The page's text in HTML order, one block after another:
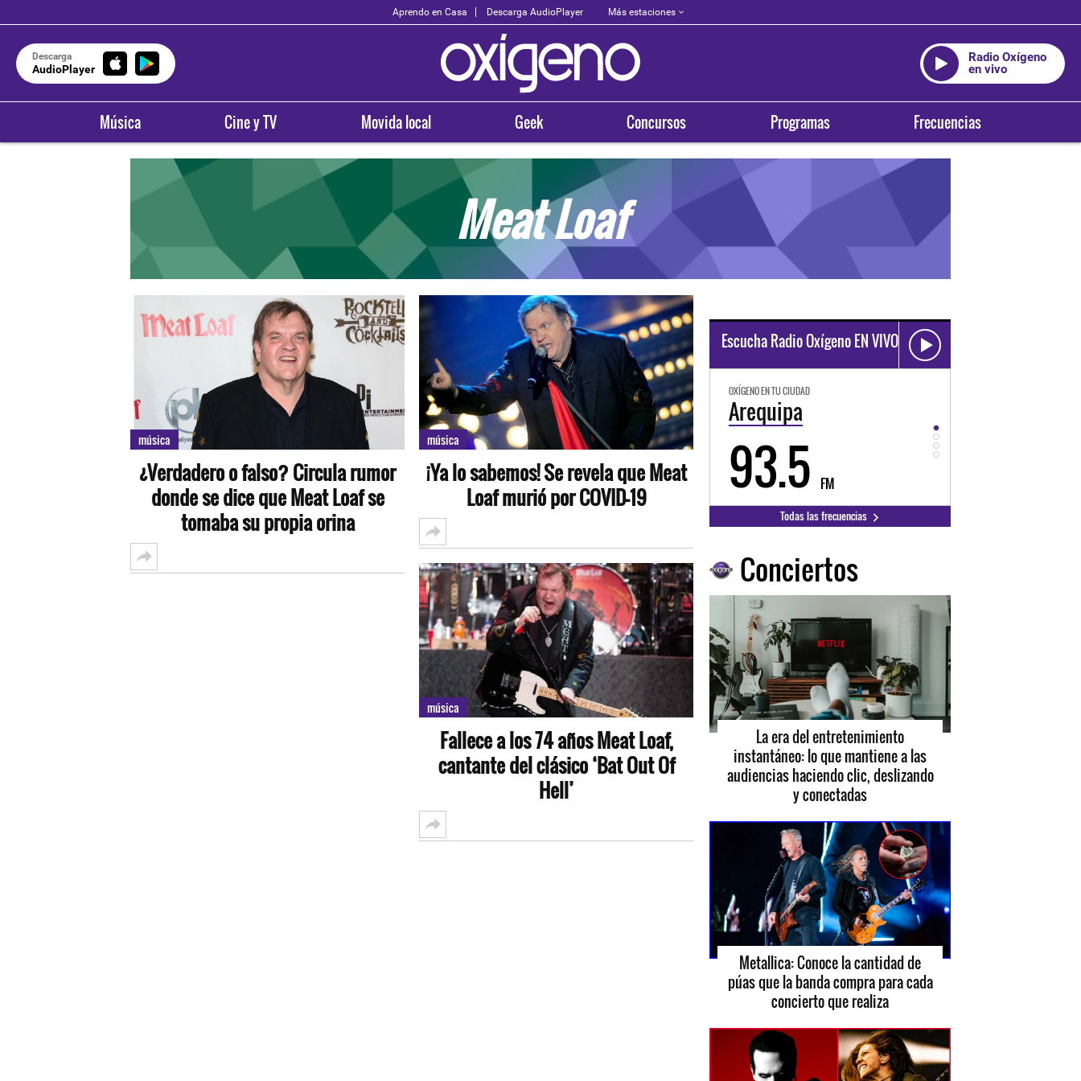
Aprendo en Casa Descarga AudioPlayer Más estaciones
Descarga
AudioPlayer
Radio Oxígeno
en vivo
Música Cine y TV Movida local Geek Concursos Programas Frecuencias
Meat Loaf
música
¿Verdadero o falso? Circula rumor
donde se dice que Meat Loaf se
tomaba su propia orina
música
¡Ya lo sabemos! Se revela que Meat
Loaf murió por COVID-19
música
Fallece a los 74 años Meat Loaf,
cantante del clásico ‘Bat Out Of
Hell’
Escucha Radio Oxígeno EN VIVO
OXÍGENO EN TU CIUDAD
Arequipa
93.5 FM
OXÍGENO EN TU CIUDAD
Trujillo
98.3 FM 94.3
Todas las frecuencias
Conciertos
La era del entretenimiento
instantáneo: lo que mantiene a las
audiencias haciendo clic, deslizando
y conectadas
Metallica: Conoce la cantidad de
púas que la banda compra para cada
concierto que realiza